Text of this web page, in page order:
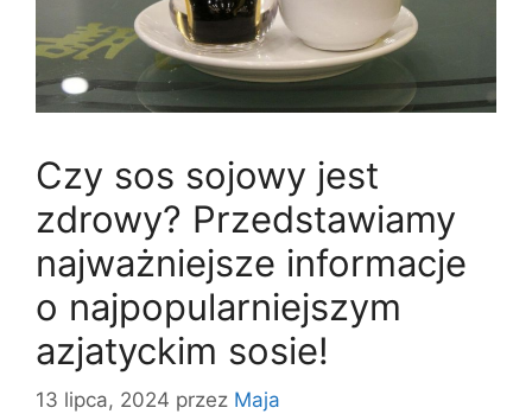
Czy sos sojowy jest
zdrowy? Przedstawiamy
najważniejsze informacje
o najpopularniejszym
azjatyckim sosie!
13 lipca, 2024 przez Maja